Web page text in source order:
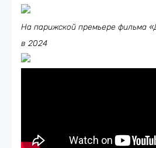
На парижской премьере фильма
в 2024